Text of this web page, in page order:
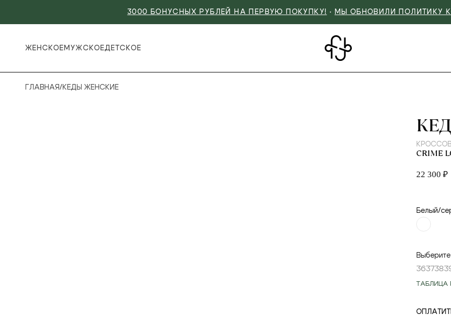
3000 БОНУСНЫХ РУБЛЕЙ НА ПЕРВУЮ ПОКУПКУ! • МЫ ОБНОВИЛИ ПОЛИТИКУ
ЖЕНСКОЕ МУЖСКОЕДЕТСКОЕ
ГЛАВНАЯ/ КЕДЫ ЖЕНСКИЕ
CRIME
22 300 ₽
Белый/
Выберите
363738
ТАБЛИЦА